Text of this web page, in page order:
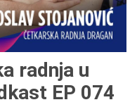
radnja u
EP 074